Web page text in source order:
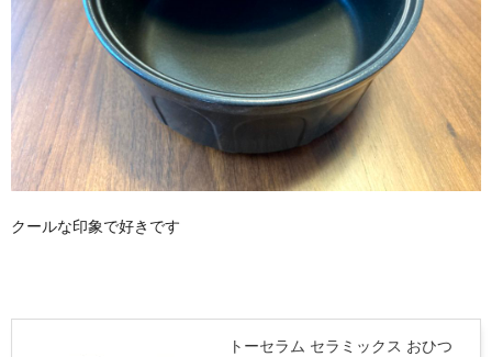
クールな印象で好きです
トーセラム セラミックス おひつ